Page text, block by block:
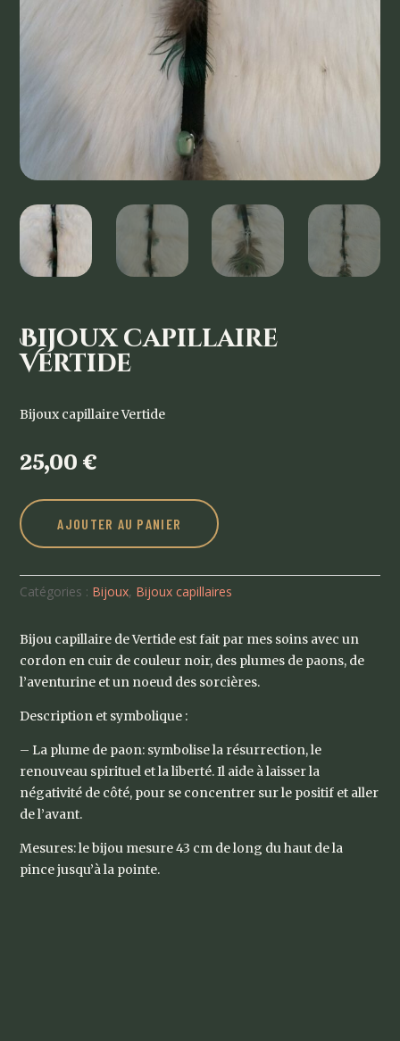
Bijoux capillaire
Vertide
Bijoux capillaire Vertide
25,00 €
AJOUTER AU PANIER
Catégories : Bijoux, Bijoux capillaires
Bijou capillaire de Vertide est fait par mes soins avec un
cordon en cuir de couleur noir, des plumes de paons, de
l’aventurine et un noeud des sorcières.
Description et symbolique :
– La plume de paon: symbolise la résurrection, le
renouveau spirituel et la liberté. Il aide à laisser la
négativité de côté, pour se concentrer sur le positif et aller
de l’avant.
Mesures: le bijou mesure 43 cm de long du haut de la
pince jusqu’à la pointe.